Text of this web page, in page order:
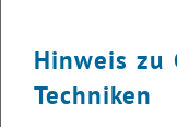
Women4Geo-
29. Februar 2024
Hinweis zu
Techniken